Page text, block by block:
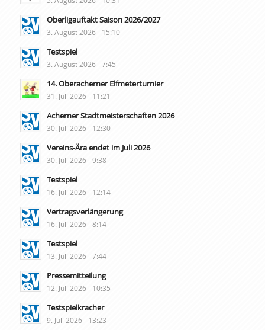
Oberligauftakt Saison 2026/2027
3. August 2026 - 15:10
Testspiel
3. August 2026 - 7:45
14. Oberacherner Elfmeterturnier
31. Juli 2026 - 11:21
Acherner Stadtmeisterschaften 2026
30. Juli 2026 - 12:30
Vereins-Ära endet im Juli 2026
30. Juli 2026 - 9:38
Testspiel
16. Juli 2026 - 12:14
Vertragsverlängerung
16. Juli 2026 - 8:14
Testspiel
13. Juli 2026 - 7:44
Pressemitteilung
12. Juli 2026 - 10:35
Testspielkracher
9. Juli 2026 - 13:23